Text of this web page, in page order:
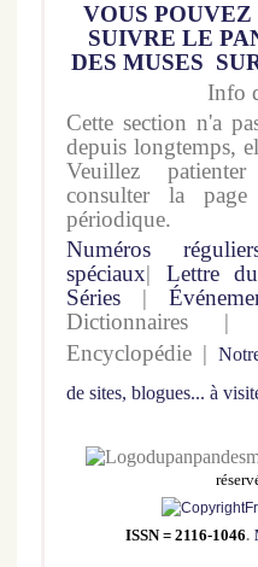
VOUS
SUIVRE LE
DES MUSES
Info
Cette section n'a
depuis longtemps,
Veuillez
consulter la page
périodique.
Numéros
spéciaux| Lettre
Séries |
Dictionnaires |
Encyclopédie |
de sites, blogues... à
ISSN = 2116-1046.